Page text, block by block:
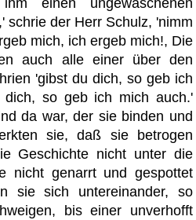
einen ungewaschenen
schrie der Herr Schulz, 'nimm
mich, ich ergeb mich!, Die
auch alle einer über den
'gibst du dich, so geb ich
so geb ich mich auch.'
da war, der sie binden und
sie, daß sie betrogen
Geschichte nicht unter die
nicht genarrt und gespottet
sie sich untereinander, so
bis einer unverhofft